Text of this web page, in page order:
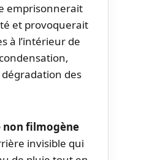
emprisonnerait
et provoquerait
à l’intérieur de
des
filmogène
invisible qui